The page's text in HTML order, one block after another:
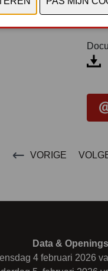
uw
VORIGE
Data &
4 februari 2026